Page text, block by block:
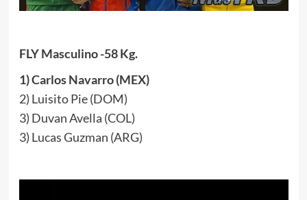
FLY Masculino -58 Kg.
1) Carlos Navarro (MEX)
2) Luisito Pie (DOM)
3) Duvan Avella (COL)
3) Lucas Guzman (ARG)